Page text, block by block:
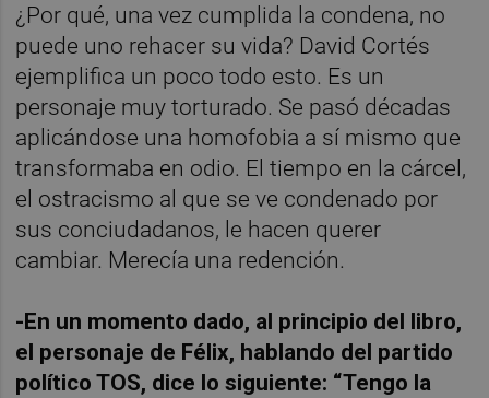
¿Por qué, una vez cumplida la condena, no
puede uno rehacer su vida? David Cortés
ejemplifica un poco todo esto. Es un
personaje muy torturado. Se pasó décadas
aplicándose una homofobia a sí mismo que
transformaba en odio. El tiempo en la cárcel,
el ostracismo al que se ve condenado por
sus conciudadanos, le hacen querer
cambiar. Merecía una redención.
-En un momento dado, al principio del libro,
el personaje de Félix, hablando del partido
político TOS, dice lo siguiente: “Tengo la